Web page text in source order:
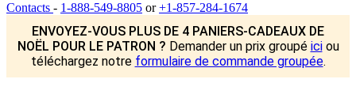
Contacts - 1-888-549-8805 or+1-857-284-1674
ENVOYEZ-VOUS PLUS DE 4 PANIERS-CADEAUX DE
NOËL POUR LE PATRON ? Demander un prix groupé iciou
téléchargez notre formulaire de commande groupée.